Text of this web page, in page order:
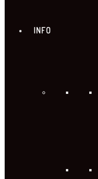
INFO